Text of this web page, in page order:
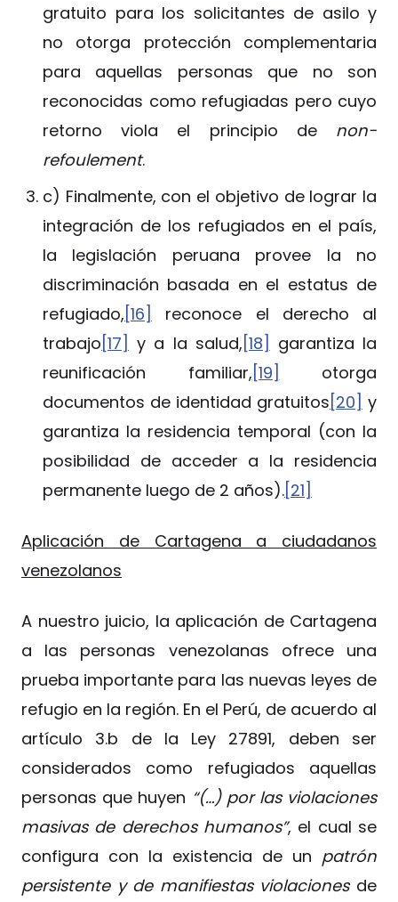
gratuito para los solicitantes de asilo y
no otorga protección complementaria
para aquellas personas que no son
reconocidas como refugiadas pero cuyo
retorno viola el principio de non-
refoulement.
c) Finalmente, con el objetivo de lograr la
integración de los refugiados en el país,
la legislación peruana provee la no
discriminación basada en el estatus de
refugiado, [16]
reconoce el derecho al
trabajo [17] y a la salud, [18] garantiza la
reunificación familiar, [19]
otorga
documentos de identidad gratuitos [20] y
garantiza la residencia temporal (con la
posibilidad de acceder a la residencia
permanente luego de 2 años).[21]
Aplicación de Cartagena a ciudadanos
venezolanos
A nuestro juicio, la aplicación de Cartagena
a las personas venezolanas ofrece una
prueba importante para las nuevas leyes de
refugio en la región. En el Perú, de acuerdo al
artículo 3.b de la Ley 27891, deben ser
considerados como refugiados aquellas
personas que huyen “(…) por las violaciones
masivas de derechos humanos”, el cual se
configura con la existencia de un patrón
persistente y de manifiestas violacionesde